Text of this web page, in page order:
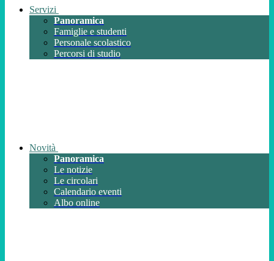
Servizi
Panoramica
Famiglie e studenti
Personale scolastico
Percorsi di studio
Novità
Panoramica
Le notizie
Le circolari
Calendario eventi
Albo online